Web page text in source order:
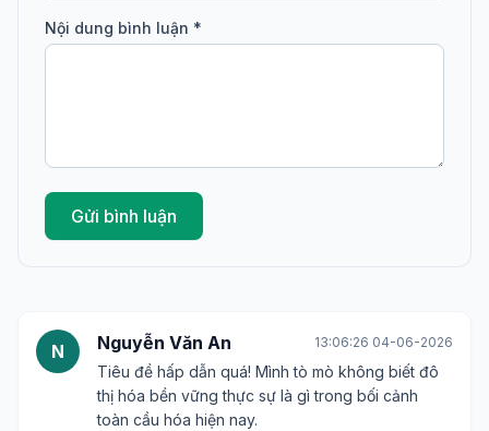
Nội dung bình luận *
Gửi bình luận
N Nguyễn Văn An 13:06:26 04-06-2026
Tiêu đề hấp dẫn quá! Mình tò mò không biết đô
thị hóa bền vững thực sự là gì trong bối cảnh
toàn cầu hóa hiện nay.